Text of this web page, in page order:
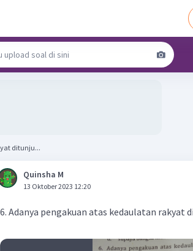
ditunju...
Quinsha M
13 Oktober 2023 12:20
6. Adanya pengakuan atas kedaulatan rakyat